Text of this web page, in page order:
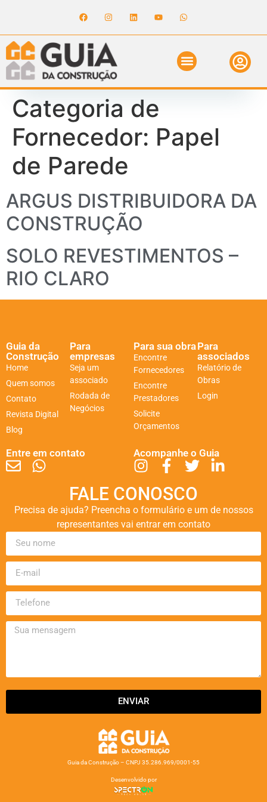
Categoria de
Fornecedor: Papel
de Parede
ARGUS DISTRIBUIDORA DA
CONSTRUÇÃO
SOLO REVESTIMENTOS –
RIO CLARO
Guia da
Construção
Home
Quem somos
Contato
Revista Digital
Blog
Para
empresas
Seja um
associado
Rodada de
Negócios
Para sua obra
Encontre
Fornecedores
Encontre
Prestadores
Solicite
Orçamentos
Para
associados
Relatório de
Obras
Login
Entre em contato Acompanhe o Guia
FALE CONOSCO
Precisa de ajuda? Preencha o formulário e um de nossos
representantes vai entrar em contato
ENVIAR
Guia da Construção – CNPJ 35.286.969/0001-55
Desenvolvido por